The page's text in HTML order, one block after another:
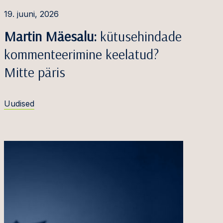
19. juuni, 2026
Martin Mäesalu: kütusehindade
kommenteerimine keelatud?
Mitte päris
Uudised